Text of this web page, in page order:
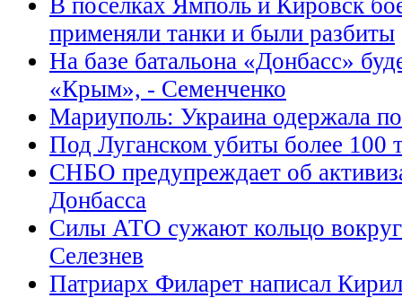
В поселках Ямполь и Кировск
применяли танки и были разбиты
На базе батальона «Донбасс»
«Крым», - Семенченко
Мариуполь: Украина одержала
Под Луганском убиты более 100
СНБО предупреждает об
Донбасса
Силы АТО сужают кольцо вокруг
Селезнев
Патриарх Филарет написал